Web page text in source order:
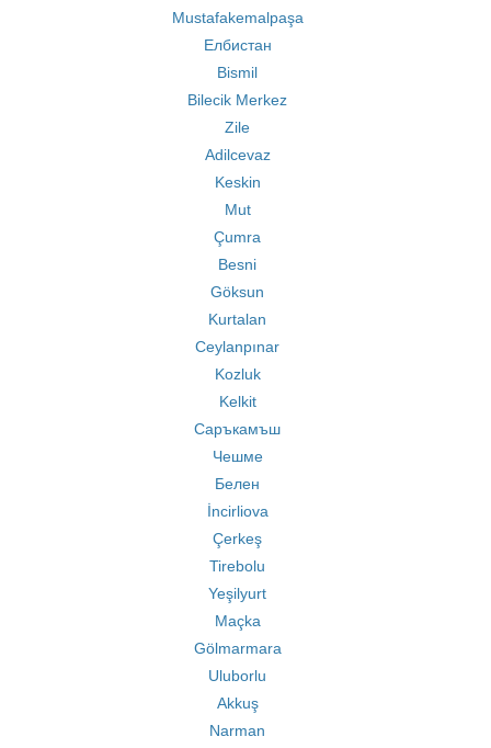
Mustafakemalpaşa
Елбистан
Bismil
Bilecik Merkez
Zile
Adilcevaz
Keskin
Mut
Çumra
Besni
Göksun
Kurtalan
Ceylanpınar
Kozluk
Kelkit
Саръкамъш
Чешме
Белен
İncirliova
Çerkeş
Tirebolu
Yeşilyurt
Maçka
Gölmarmara
Uluborlu
Akkuş
Narman